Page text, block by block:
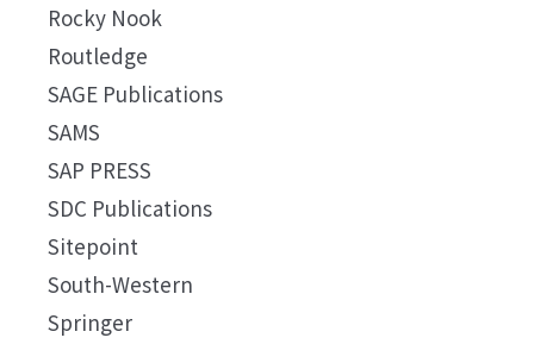
Rocky Nook
Routledge
SAGE Publications
SAMS
SAP PRESS
SDC Publications
Sitepoint
South-Western
Springer